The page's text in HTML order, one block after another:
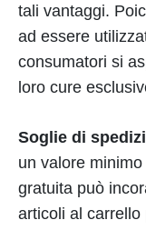
tali vantaggi.
ad essere
consumatori si
loro cure
Soglie di
un valore
gratuita può
articoli al